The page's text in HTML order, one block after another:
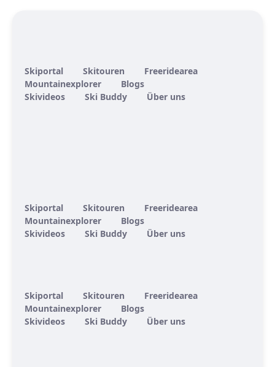
Skiportal Skitouren
Freeridearea
Mountainexplorer
Blogs
Skivideos
Ski Buddy Über uns
Skiportal Skitouren
Freeridearea
Mountainexplorer
Blogs
Skivideos
Ski Buddy Über uns
Skiportal Skitouren
Freeridearea
Mountainexplorer
Blogs
Skivideos
Ski Buddy Über uns